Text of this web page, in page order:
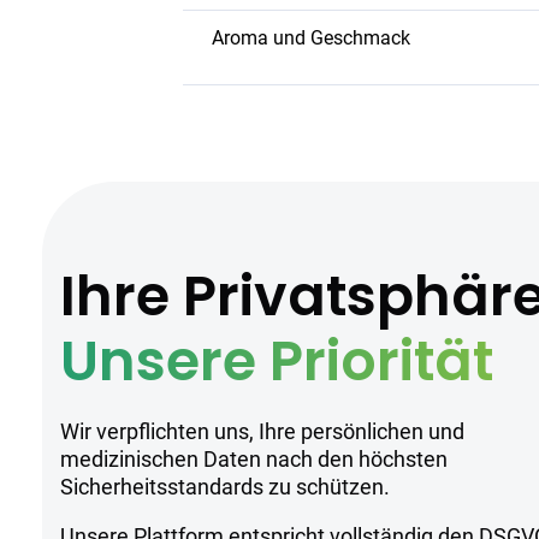
Diese Sorte bietet eine milde,
Konzentration zu beeinträchtigen.
Aroma und Geschmack
Aroma: Blumig und erdig, mit
Pedanios produziert medizinisches
Anbaumethoden. Alle Produkte
Ihre
Unsere Priorität
Wir verpflichten uns, Ihre persönlichen und
medizinischen Daten nach den höchsten
Sicherheitsstandards zu schützen.